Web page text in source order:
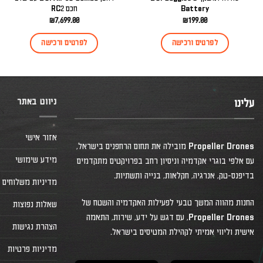
Battery
₪199.00
לפרטים ורכישה
חכם RC2
₪7,699.00
לפרטים ורכישה
עלינו
Propeller Drones מובילה את תחום הרחפנים בישראל,
עם אלפי בוגרי אקדמיה וניסיון רחב בפרויקטים מתקדמים
בדיפנס-טק, אנרגיה, חקלאות, בנייה ותשתיות.
החנות מהווה המשך טבעי לפעילות האקדמיה והשטח של
Propeller Drones, עם דגש על ידע, שירות, התאמה
אישית וליווי אמיתי לקהילת המטיסים בישראל.
ניווט באתר
אזור אישי
מידע שימושי
מדיניות משלוחים
שאלות נפוצות
הצהרת נגישות
מדיניות פרטיות